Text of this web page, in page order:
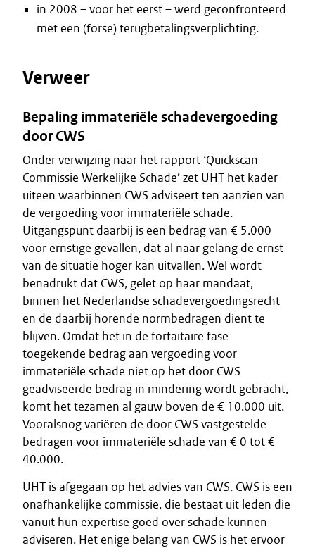
in 2008 – voor het eerst – werd geconfronteerd
met een (forse) terugbetalingsverplichting.
Verweer
Bepaling immateriële schadevergoeding
door CWS
Onder verwijzing naar het rapport ‘Quickscan
Commissie Werkelijke Schade’ zet UHT het kader
uiteen waarbinnen CWS adviseert ten aanzien van
de vergoeding voor immateriële schade.
Uitgangspunt daarbij is een bedrag van € 5.000
voor ernstige gevallen, dat al naar gelang de ernst
van de situatie hoger kan uitvallen. Wel wordt
benadrukt dat CWS, gelet op haar mandaat,
binnen het Nederlandse schadevergoedingsrecht
en de daarbij horende normbedragen dient te
blijven. Omdat het in de forfaitaire fase
toegekende bedrag aan vergoeding voor
immateriële schade niet op het door CWS
geadviseerde bedrag in mindering wordt gebracht,
komt het tezamen al gauw boven de € 10.000 uit.
Vooralsnog variëren de door CWS vastgestelde
bedragen voor immateriële schade van € 0 tot €
40.000.
UHT is afgegaan op het advies van CWS. CWS is een
onafhankelijke commissie, die bestaat uit leden die
vanuit hun expertise goed over schade kunnen
adviseren. Het enige belang van CWS is het ervoor